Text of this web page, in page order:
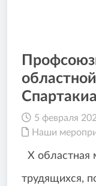
5 февраля
Наши
Х областная
трудящихся,